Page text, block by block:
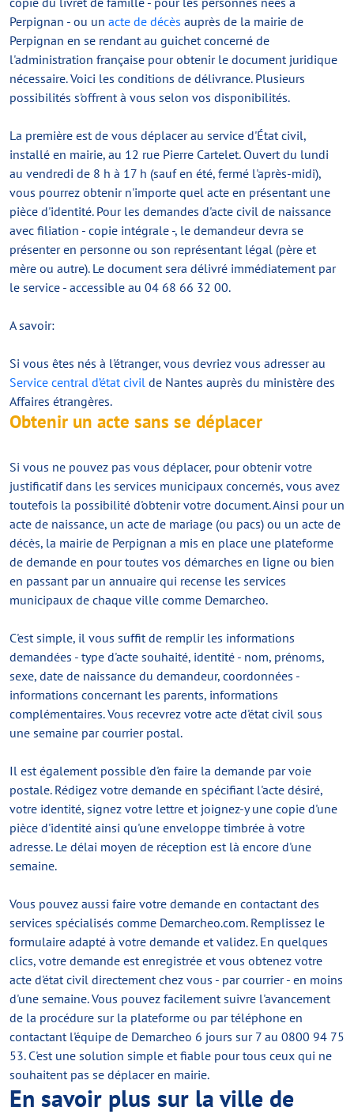
Perpignan - ou un acte de décès auprès de la mairie de
Perpignan en se rendant au guichet concerné de
l'administration française pour obtenir le document juridique
nécessaire. Voici les conditions de délivrance. Plusieurs
possibilités s'offrent à vous selon vos disponibilités.
La première est de vous déplacer au service d'État civil,
installé en mairie, au 12 rue Pierre Cartelet. Ouvert du lundi
au vendredi de 8 h à 17 h (sauf en été, fermé l'après-midi),
vous pourrez obtenir n'importe quel acte en présentant une
pièce d'identité. Pour les demandes d'acte civil de naissance
avec filiation - copie intégrale -, le demandeur devra se
présenter en personne ou son représentant légal (père et
mère ou autre). Le document sera délivré immédiatement par
le service - accessible au 04 68 66 32 00.
A savoir:
Si vous êtes nés à l'étranger, vous devriez vous adresser au
Service central d’état civil de Nantes auprès du ministère des
Affaires étrangères.
Obtenir un acte sans se déplacer
Si vous ne pouvez pas vous déplacer, pour obtenir votre
justificatif dans les services municipaux concernés, vous avez
toutefois la possibilité d'obtenir votre document. Ainsi pour un
acte de naissance, un acte de mariage (ou pacs) ou un acte de
décès, la mairie de Perpignan a mis en place une plateforme
de demande en pour toutes vos démarches en ligne ou bien
en passant par un annuaire qui recense les services
municipaux de chaque ville comme Demarcheo.
C'est simple, il vous suffit de remplir les informations
demandées - type d'acte souhaité, identité - nom, prénoms,
sexe, date de naissance du demandeur, coordonnées -
informations concernant les parents, informations
complémentaires. Vous recevrez votre acte d'état civil sous
une semaine par courrier postal.
Il est également possible d'en faire la demande par voie
postale. Rédigez votre demande en spécifiant l'acte désiré,
votre identité, signez votre lettre et joignez-y une copie d'une
pièce d'identité ainsi qu'une enveloppe timbrée à votre
adresse. Le délai moyen de réception est là encore d'une
semaine.
Vous pouvez aussi faire votre demande en contactant des
services spécialisés comme Demarcheo.com. Remplissez le
formulaire adapté à votre demande et validez. En quelques
clics, votre demande est enregistrée et vous obtenez votre
acte d'état civil directement chez vous - par courrier - en moins
d'une semaine. Vous pouvez facilement suivre l'avancement
de la procédure sur la plateforme ou par téléphone en
contactant l'équipe de Demarcheo 6 jours sur 7 au 0800 94 75
53. C'est une solution simple et fiable pour tous ceux qui ne
souhaitent pas se déplacer en mairie.
En savoir plus sur la ville de